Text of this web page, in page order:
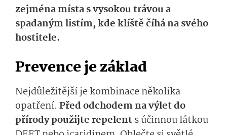
zejména místa s vysokou trávou a
spadaným listím, kde klíště číhá na svého
hostitele.
Prevence je základ
Nejdůležitější je kombinace několika
opatření. Před odchodem na výlet do
přírody použijte repelents účinnou látkou